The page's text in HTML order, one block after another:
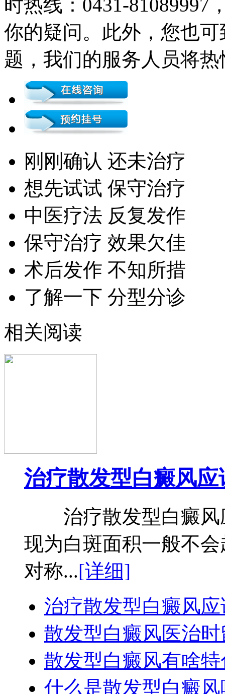
时热线：0431-81089997
你的疑问。此外，您也
题，我们的服务人员将
刚刚确认 还未治疗
想先试试 保守治疗
中医疗法 反复发作
保守治疗 效果欠佳
术后发作 不知所措
了解一下 分型分诊
相关阅读
治疗散发型白癜风
治疗散发型白癜风
现为白斑面积一般不
对称...[详细]
治疗散发型白癜风
散发型白癜风医治
散发型白癜风有啥特
什么是散发型白癜风